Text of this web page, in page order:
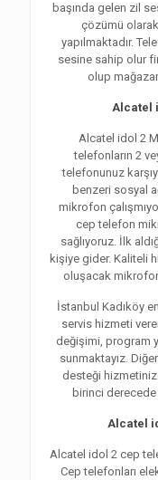
başında gelen zil
çözümü
yapılmaktadır.
sesine sahip olur
olup
Alcatel
Alcatel idol 2
telefonların 2
telefonunuz
benzeri sosyal
mikrofon
cep telefon
sağlıyoruz. İlk
kişiye gider. Kaliteli
oluşacak
İstanbul Kadıköy
servis hizmeti
değişimi, program
sunmaktayız.
desteği
birinci derecede
Alcatel
Alcatel idol 2 cep
Cep telefonları